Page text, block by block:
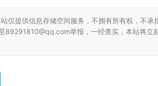
仅提供信息存储空间服务，不拥有所有权，不承
89291810@qq.com举报，一经查实，本站将立